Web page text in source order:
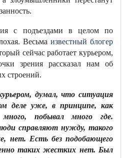
с подъездами в целом по
Весьма известный блогер
сейчас работает курьером,
зрения рассказал нам об
строений.
думал, что ситуация
деле уже, в принципе, как
много, побывал много где.
справляют нужду, такого
нет. Есть без подобающего
таких жестких нет. Был